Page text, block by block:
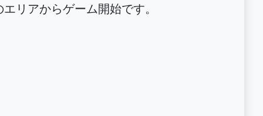
リアからゲーム開始です。